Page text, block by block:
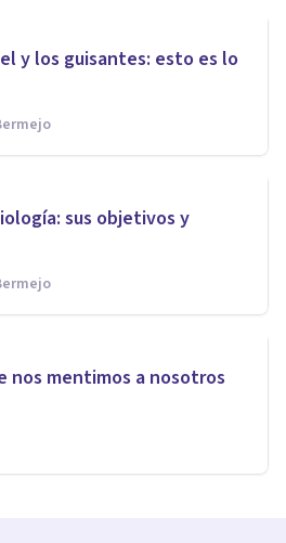
y los guisantes: esto es lo
sus objetivos y
nos mentimos a nosotros